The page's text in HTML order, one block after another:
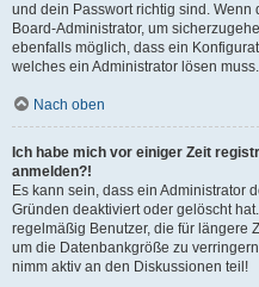
und dein Passwort richtig sind.
Board-Administrator, um
ebenfalls möglich, dass ein
welches ein Administrator lösen muss.
Nach oben
Ich habe mich vor einiger Zeit
anmelden?!
Es kann sein, dass ein Administrator
Gründen deaktiviert oder gelöscht
regelmäßig Benutzer, die für längere
um die Datenbankgröße zu
nimm aktiv an den Diskussionen teil!